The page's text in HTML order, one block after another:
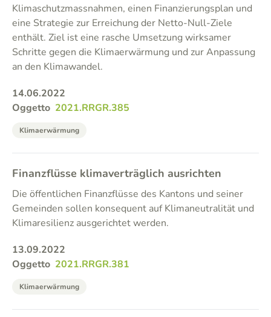
Klimaschutzmassnahmen, einen Finanzierungsplan und
eine Strategie zur Erreichung der Netto-Null-Ziele
enthält. Ziel ist eine rasche Umsetzung wirksamer
Schritte gegen die Klimaerwärmung und zur Anpassung
an den Klimawandel.
14.06.2022
Oggetto 2021.RRGR.385
Klimaerwärmung
Finanzflüsse klimaverträglich ausrichten
Die öffentlichen Finanzflüsse des Kantons und seiner
Gemeinden sollen konsequent auf Klimaneutralität und
Klimaresilienz ausgerichtet werden.
13.09.2022
Oggetto 2021.RRGR.381
Klimaerwärmung